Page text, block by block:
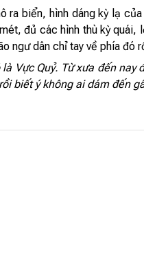
ra biển, hình dáng kỳ lạ
đủ các hình thù kỳ
ngư dân chỉ tay về phía đó
Vực Quỷ. Từ xưa đến
biết ý không ai dám đến